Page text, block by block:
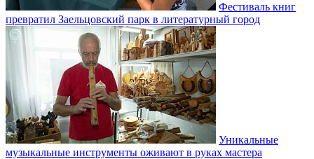
Фестиваль книг
превратил Заельцовский парк в литературный город
Уникальные
музыкальные инструменты оживают в руках мастера